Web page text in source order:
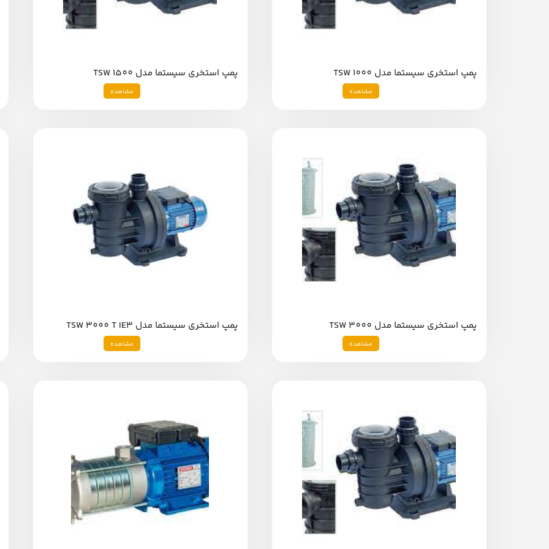
پمپ استخری سیستما مدل TSW 1000
مشاهده
پمپ استخری سیستما مدل TSW 1500
مشاهده
پمپ استخری سیستما مدل TSW 3000
مشاهده
پمپ استخری سیستما مدل TSW 3000 T IE3
مشاهده